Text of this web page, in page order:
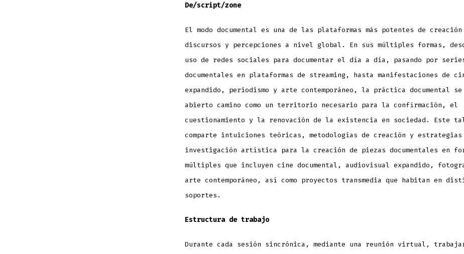
De/script/zone
El modo documental es una de las plataformas más potentes de creación
discursos y percepciones a nivel global. En sus múltiples formas,
uso de redes sociales para documentar el día a día, pasando por
documentales en plataformas de streaming, hasta manifestaciones de
expandido, periodismo y arte contemporáneo, la práctica documental se
abierto camino como un territorio necesario para la confirmación, el
cuestionamiento y la renovación de la existencia en sociedad. Este
comparte intuiciones teóricas, metodologías de creación y estrategias
investigación artística para la creación de piezas documentales en
múltiples que incluyen cine documental, audiovisual expandido,
arte contemporáneo, así como proyectos transmedia que habitan en
soportes.
Estructura de trabajo
Durante cada sesión sincrónica, mediante una reunión virtual,